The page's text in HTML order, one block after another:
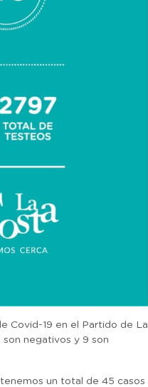
Covid-19 en el Partido de La
negativos y 9 son
un total de 45 casos